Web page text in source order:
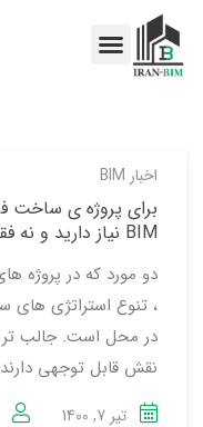
اخبار BIM
برای پروژه ی ساخت
BIM نیاز دارید و نه فقط یک فارغ التحصیل هاروارد
دو مورد که در پروژه
، تنوع استراتژی
در محل است. جالب تر
نقش قابل توجهی
تیر 7, 1400